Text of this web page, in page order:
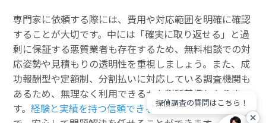
専門家に依頼する際には、費用や対応範囲を明確に確認
することが大切です。中には「確実に取り返せる」と過
剰に保証する悪質業者も存在するため、無料相談での対
応姿勢や見積もりの透明性を重視しましょう。また、成
功報酬型や定額制、分割払いに対応している調査機関も
あるため、無理なく利用できるかも判断基準となりま
す。経験と実績を持つ信頼できるパートナーを選ぶこと
探偵調査の質問はこちら！